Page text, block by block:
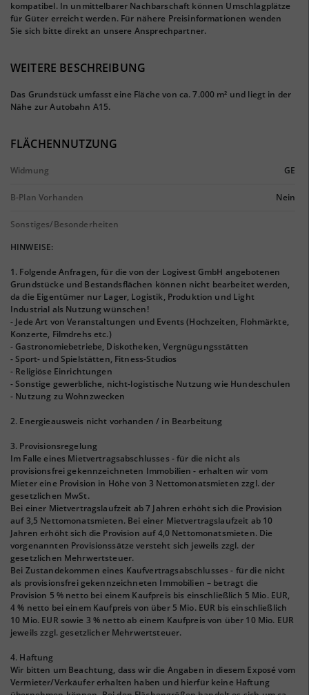
kompatibel. In unmittelbarer Nachbarschaft können Umschlagplätze
für Güter erreicht werden. Für nähere Preisinformationen wenden
Sie sich bitte direkt an unsere Ansprechpartner.
WEITERE BESCHREIBUNG
Das Grundstück umfasst eine Fläche von ca. 7.000 m² und liegt in der
Nähe zur Autobahn A15.
FLÄCHENNUTZUNG
Widmung GE
B-Plan Vorhanden Nein
Sonstiges/Besonderheiten
HINWEISE:
1. Folgende Anfragen, für die von der Logivest GmbH angebotenen
Grundstücke und Bestandsflächen können nicht bearbeitet werden,
da die Eigentümer nur Lager, Logistik, Produktion und Light
Industrial als Nutzung wünschen!
- Jede Art von Veranstaltungen und Events (Hochzeiten, Flohmärkte,
Konzerte, Filmdrehs etc.)
- Gastronomiebetriebe, Diskotheken, Vergnügungsstätten
- Sport- und Spielstätten, Fitness-Studios
- Religiöse Einrichtungen
- Sonstige gewerbliche, nicht-logistische Nutzung wie Hundeschulen
- Nutzung zu Wohnzwecken
2. Energieausweis nicht vorhanden / in Bearbeitung
3. Provisionsregelung
Im Falle eines Mietvertragsabschlusses - für die nicht als
provisionsfrei gekennzeichneten Immobilien - erhalten wir vom
Mieter eine Provision in Höhe von 3 Nettomonatsmieten zzgl. der
gesetzlichen MwSt.
Bei einer Mietvertragslaufzeit ab 7 Jahren erhöht sich die Provision
auf 3,5 Nettomonatsmieten. Bei einer Mietvertragslaufzeit ab 10
Jahren erhöht sich die Provision auf 4,0 Nettomonatsmieten. Die
vorgenannten Provisionssätze versteht sich jeweils zzgl. der
gesetzlichen Mehrwertsteuer.
Bei Zustandekommen eines Kaufvertragsabschlusses - für die nicht
als provisionsfrei gekennzeichneten Immobilien – betragt die
Provision 5 % netto bei einem Kaufpreis bis einschließlich 5 Mio. EUR,
4 % netto bei einem Kaufpreis von über 5 Mio. EUR bis einschließlich
10 Mio. EUR sowie 3 % netto ab einem Kaufpreis von über 10 Mio. EUR
jeweils zzgl. gesetzlicher Mehrwertsteuer.
4. Haftung
Wir bitten um Beachtung, dass wir die Angaben in diesem Exposé vom
Vermieter/Verkäufer erhalten haben und hierfür keine Haftung